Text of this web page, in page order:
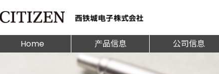
Home 产品信息 公司信息